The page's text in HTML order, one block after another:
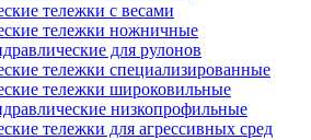
тележки с весами
тележки ножничные
для рулонов
тележки специализированные
тележки широковильные
низкопрофильные
тележки для агрессивных сред